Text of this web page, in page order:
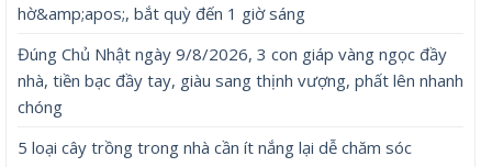
hờ&amp;apos;, bắt quỳ đến 1 giờ sáng
Đúng Chủ Nhật ngày 9/8/2026, 3 con giáp vàng ngọc đầy
nhà, tiền bạc đầy tay, giàu sang thịnh vượng, phất lên nhanh
chóng
5 loại cây trồng trong nhà cần ít nắng lại dễ chăm sóc